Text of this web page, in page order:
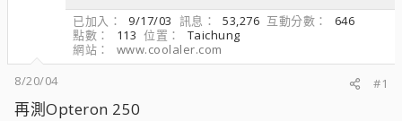
已加入
9/17/03 訊息 53,276 互動分數
646
點數
113 位置
Taichung
網站
www.coolaler.com
8/20/04
#1
再測Opteron 250